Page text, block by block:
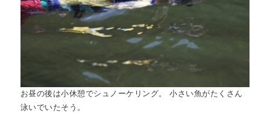
お昼の後は小休憩でシュノーケリング。 小さい魚がたくさん
泳いでいたそう。